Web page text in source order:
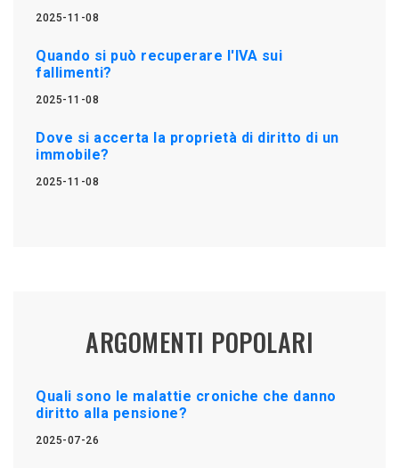
2025-11-08
Quando si può recuperare l'IVA sui
fallimenti?
2025-11-08
Dove si accerta la proprietà di diritto di un
immobile?
2025-11-08
ARGOMENTI POPOLARI
Quali sono le malattie croniche che danno
diritto alla pensione?
2025-07-26